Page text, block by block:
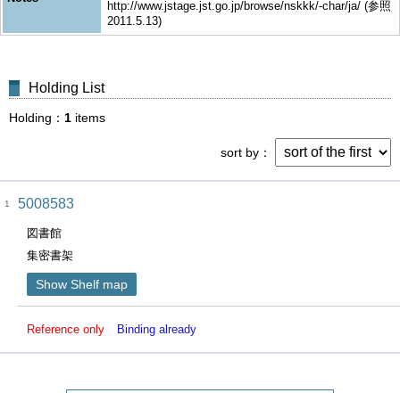
http://www.jstage.jst.go.jp/browse/nskkk/-char/ja/ (参照
2011.5.13)
Holding List
Holding 1 items
sort by
1 5008583
図書館
集密書架
Show Shelf map
Reference only Binding already